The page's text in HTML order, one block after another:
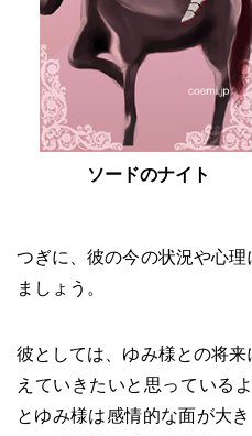
ソードのナイト
つぎに、彼の今の状況や心
ましょう。
彼としては、ゆみ様との将
えていきたいと思っている
とゆみ様は感情的な面が大